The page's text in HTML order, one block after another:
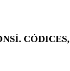
CÓDICES,